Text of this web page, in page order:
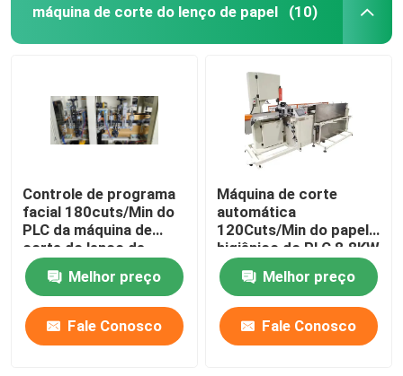
máquina de corte do lenço de papel (10)
Controle de programa
facial 180cuts/Min do
PLC da máquina de
corte do lenço de
papel
Melhor preço
Fale Conosco
Máquina de corte
automática
120Cuts/Min do papel
higiênico do PLC 8.8KW
do aparamento
Melhor preço
Fale Conosco